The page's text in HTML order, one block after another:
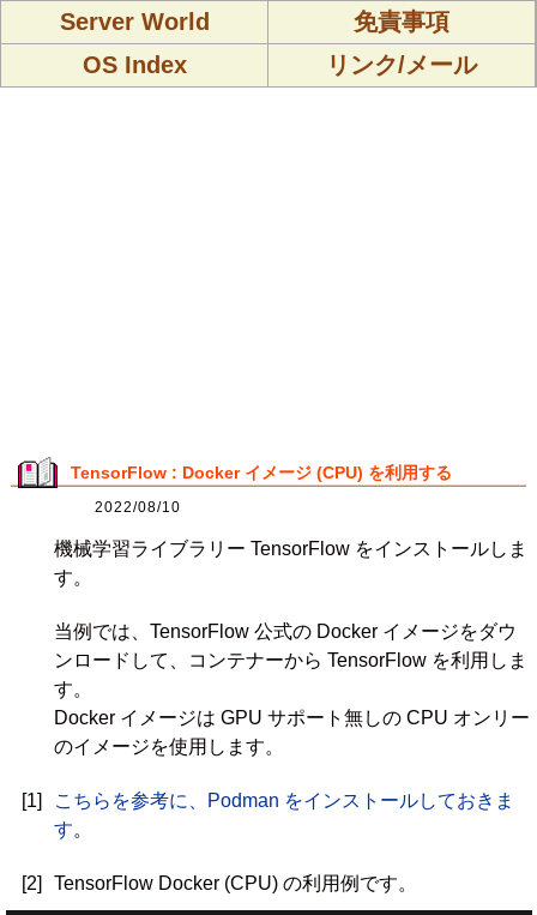
Server World
免責事項
OS Index
リンク/メール
TensorFlow : Docker イメージ (CPU) を利用する
2022/08/10
機械学習ライブラリー TensorFlow をインストールしま
す。
当例では、TensorFlow 公式の Docker イメージをダウ
ンロードして、コンテナーから TensorFlow を利用しま
す。
Docker イメージは GPU サポート無しの CPU オンリー
のイメージを使用します。
[1]
こちらを参考に、Podman をインストールしておきま
す。
[2] TensorFlow Docker (CPU) の利用例です。